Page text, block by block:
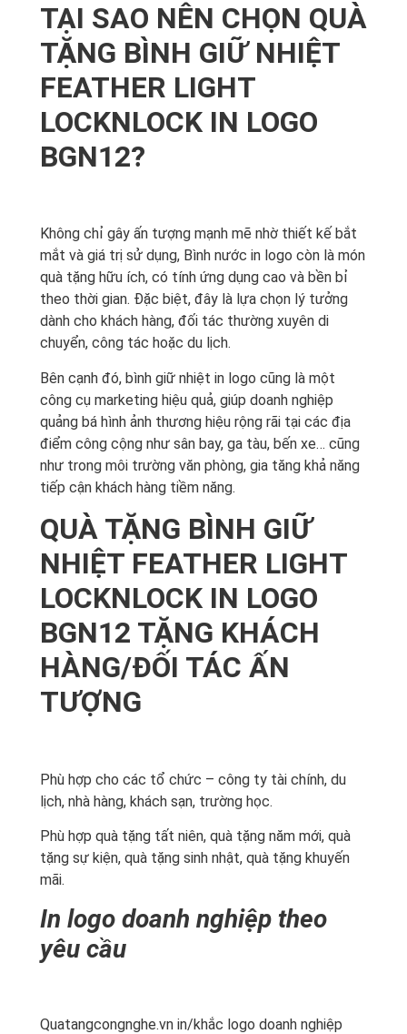
TẠI SAO NÊN CHỌN QUÀ
TẶNG BÌNH GIỮ NHIỆT
FEATHER LIGHT
LOCKNLOCK IN LOGO
BGN12?
Không chỉ gây ấn tượng mạnh mẽ nhờ thiết kế bắt
mắt và giá trị sử dụng, Bình nước in logo còn là món
quà tặng hữu ích, có tính ứng dụng cao và bền bỉ
theo thời gian. Đặc biệt, đây là lựa chọn lý tưởng
dành cho khách hàng, đối tác thường xuyên di
chuyển, công tác hoặc du lịch.
Bên cạnh đó, bình giữ nhiệt in logo cũng là một
công cụ marketing hiệu quả, giúp doanh nghiệp
quảng bá hình ảnh thương hiệu rộng rãi tại các địa
điểm công cộng như sân bay, ga tàu, bến xe… cũng
như trong môi trường văn phòng, gia tăng khả năng
tiếp cận khách hàng tiềm năng.
QUÀ TẶNG BÌNH GIỮ
NHIỆT FEATHER LIGHT
LOCKNLOCK IN LOGO
BGN12 TẶNG KHÁCH
HÀNG/ĐỐI TÁC ẤN
TƯỢNG
Phù hợp cho các tổ chức – công ty tài chính, du
lịch, nhà hàng, khách sạn, trường học.
Phù hợp quà tặng tất niên, quà tặng năm mới, quà
tặng sự kiện, quà tặng sinh nhật, quà tặng khuyến
mãi.
In logo doanh nghiệp theo
yêu cầu
Quatangcongnghe.vn in/khắc logo doanh nghiệp